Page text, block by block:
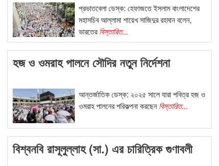
প্রভাতবেলা ডেস্ক: হেফাজতে ইসলাম বাংলাদেশের
মহাসচিব আল্লামা শায়েখ সাজিদুর রহমান বলেন,
ভারতেরবিস্তারিত...
হজ ও ওমরাহ পালনে সৌদির নতুন নির্দেশনা
আন্তর্জাতিক ডেস্ক: ২০২৫ সালে যারা পবিত্র হজ ও
ওমরাহ পালনের পরিকল্পনা করছেন বিস্তারিত...
বিশ্বনবি রাসূলুল্লাহ (সা.) এর চারিত্রিক গুণাবলী